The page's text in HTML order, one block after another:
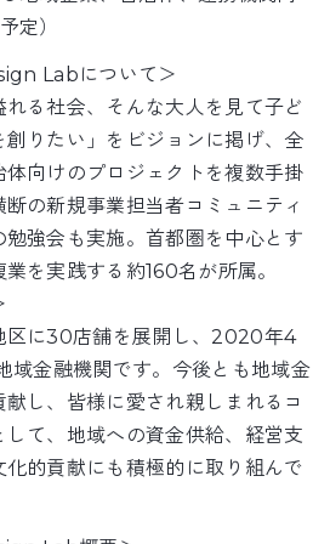
定）
Labについて＞
れる社会、そんな大人を見て子ど
りたい」をビジョンに掲げ、全
向けのプロジェクトを複数手掛
の新規事業担当者コミュニティ
強会も実施。​首都圏を中心とす
を実践する約160名が所属。
区に30店舗を展開し、2020年4
域金融機関です。今後とも地域金
し、皆様に愛され親しまれるコ
て、地域への資金供給、経営支
的貢献にも積極的に取り組んで